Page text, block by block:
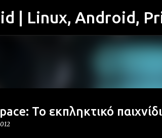
| Linux, Android,
Το εκπληκτικό